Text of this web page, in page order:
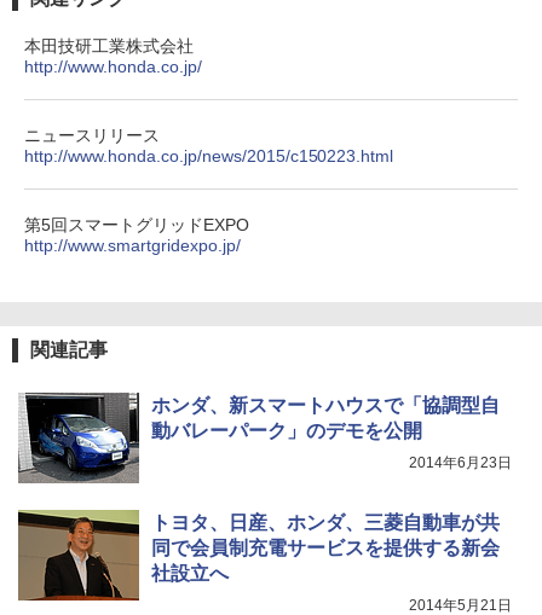
本田技研工業株式会社
http://www.honda.co.jp/
ニュースリリース
http://www.honda.co.jp/news/2015/c150223.html
第5回スマートグリッドEXPO
http://www.smartgridexpo.jp/
関連記事
ホンダ、新スマートハウスで「協調型自
動バレーパーク」のデモを公開
2014年6月23日
トヨタ、日産、ホンダ、三菱自動車が共
同で会員制充電サービスを提供する新会
社設立へ
2014年5月21日